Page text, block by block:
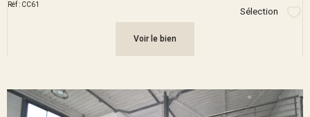
Réf : CC61
Sélection
Voir le bien